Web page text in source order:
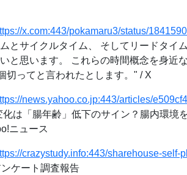
x.com:443/pokamaru3/status/
とサイクルタイム、 そしてリードタイ
と思います。 これらの時間概念を身近
切ってと言われたとします。" / X
news.yahoo.co.jp:443/articles/
は「腸年齢」低下のサイン？腸内環境
ニュース
crazystudy.info:443/sharehouse-self-
ケート調査報告